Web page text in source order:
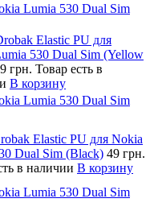
Lumia 530 Dual Sim
Elastic PU для
530 Dual Sim (Yellow
грн. Товар есть в
В корзину
Lumia 530 Dual Sim
Elastic PU для Nokia
Dual Sim (Black) 49 грн.
в наличии В корзину
Lumia 530 Dual Sim